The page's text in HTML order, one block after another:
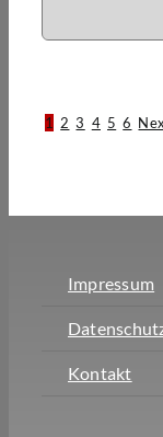
1 2 3 4 5 6
Impressum
Kontakt